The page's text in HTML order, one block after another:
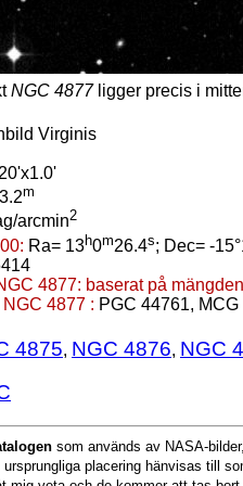
NGC 4877ligger precis i
Virginis
m
arcmin2
Ra= 13h0m26.4s; Dec= -
4877: baserat på
4877 : PGC 44761,
4875, NGC 4876, NGC
som används av NASA-
placering hänvisas till